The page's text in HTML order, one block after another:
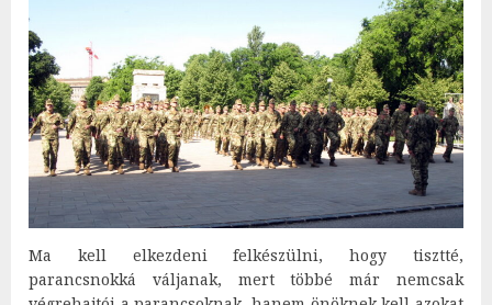
Ma kell elkezdeni felkészülni, hogy tisztté,
parancsnokká váljanak, mert többé már nemcsak